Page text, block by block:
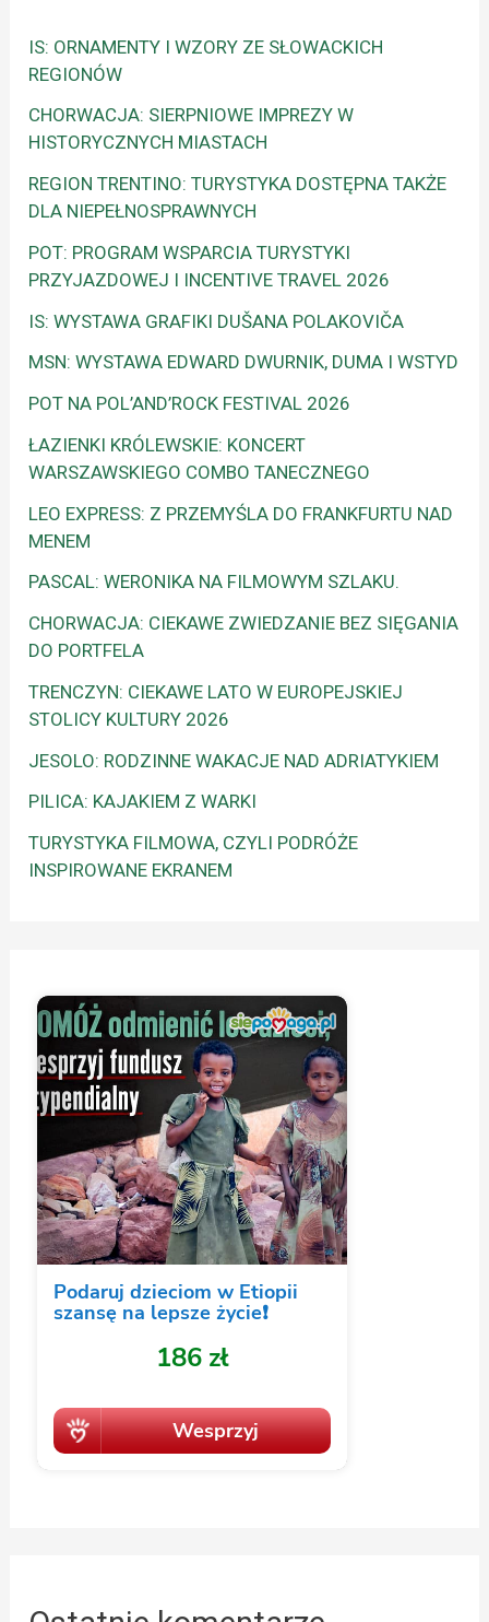
IS: ORNAMENTY I WZORY ZE SŁOWACKICH
REGIONÓW
CHORWACJA: SIERPNIOWE IMPREZY W
HISTORYCZNYCH MIASTACH
REGION TRENTINO: TURYSTYKA DOSTĘPNA TAKŻE
DLA NIEPEŁNOSPRAWNYCH
POT: PROGRAM WSPARCIA TURYSTYKI
PRZYJAZDOWEJ I INCENTIVE TRAVEL 2026
IS: WYSTAWA GRAFIKI DUŠANA POLAKOVIČA
MSN: WYSTAWA EDWARD DWURNIK, DUMA I WSTYD
POT NA POL’AND’ROCK FESTIVAL 2026
ŁAZIENKI KRÓLEWSKIE: KONCERT
WARSZAWSKIEGO COMBO TANECZNEGO
LEO EXPRESS: Z PRZEMYŚLA DO FRANKFURTU NAD
MENEM
PASCAL: WERONIKA NA FILMOWYM SZLAKU.
CHORWACJA: CIEKAWE ZWIEDZANIE BEZ SIĘGANIA
DO PORTFELA
TRENCZYN: CIEKAWE LATO W EUROPEJSKIEJ
STOLICY KULTURY 2026
JESOLO: RODZINNE WAKACJE NAD ADRIATYKIEM
PILICA: KAJAKIEM Z WARKI
TURYSTYKA FILMOWA, CZYLI PODRÓŻE
INSPIROWANE EKRANEM